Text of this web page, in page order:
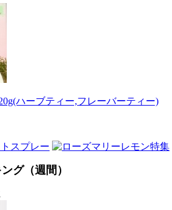
ハーブティー,フレーバーティー)
グ（週間）